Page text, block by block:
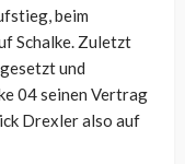
beim
Schalke. Zuletzt
und
04 seinen Vertrag
Drexler also auf